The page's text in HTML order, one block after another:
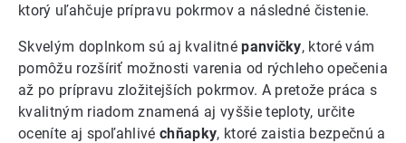
ktorý uľahčuje prípravu pokrmov a následné čistenie.
Skvelým doplnkom sú aj kvalitné panvičky, ktoré vám
pomôžu rozšíriť možnosti varenia od rýchleho opečenia
až po prípravu zložitejších pokrmov. A pretože práca s
kvalitným riadom znamená aj vyššie teploty, určite
oceníte aj spoľahlivé chňapky, ktoré zaistia bezpečnú a